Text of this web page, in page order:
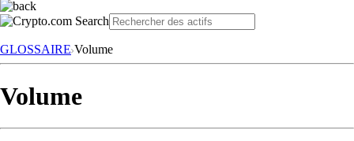
GLOSSAIRE Volume
Volume